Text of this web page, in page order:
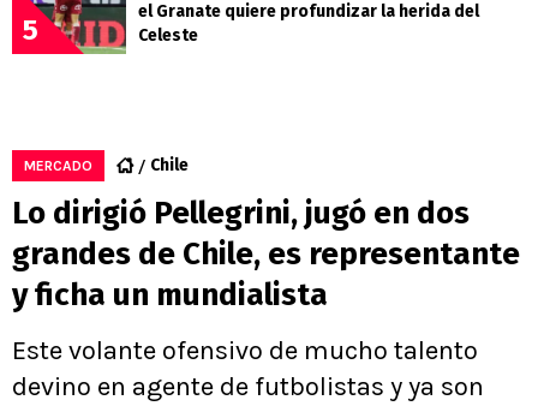
5
el Granate quiere profundizar la herida del
Celeste
MERCADO Chile
Lo dirigió Pellegrini, jugó en dos
grandes de Chile, es representante
y ficha un mundialista
Este volante ofensivo de mucho talento
devino en agente de futbolistas y ya son